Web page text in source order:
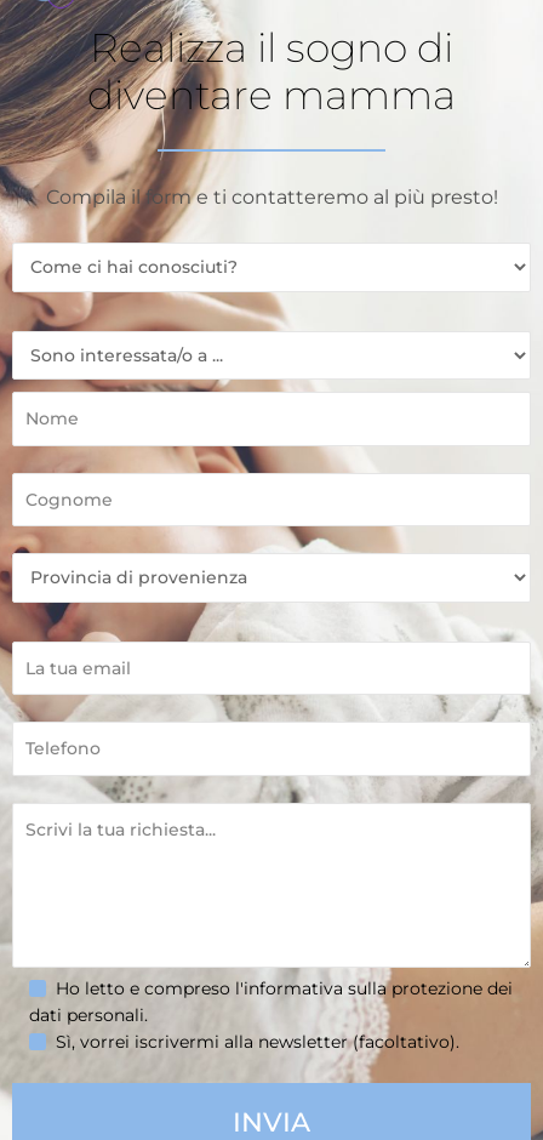
Realizza il sogno di
diventare mamma
Compila il form e ti contatteremo al più presto!
Ho letto e compreso l'informativa sullaprotezione dei
dati personali.
Sì, vorrei iscrivermi alla newsletter (facoltativo).